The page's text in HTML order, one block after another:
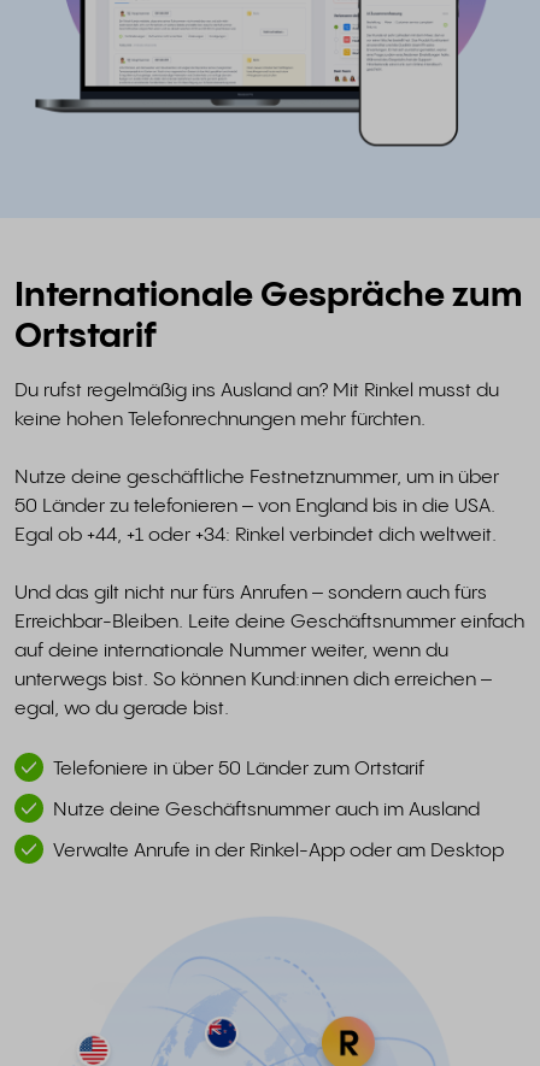
Internationale Gespräche zum
Ortstarif
Du rufst regelmäßig ins Ausland an? Mit Rinkel musst du
keine hohen Telefonrechnungen mehr fürchten.
Nutze deine geschäftliche Festnetznummer, um in über
50 Länder zu telefonieren – von England bis in die USA.
Egal ob +44, +1 oder +34: Rinkel verbindet dich weltweit.
Und das gilt nicht nur fürs Anrufen – sondern auch fürs
Erreichbar-Bleiben. Leite deine Geschäftsnummer einfach
auf deine internationale Nummer weiter, wenn du
unterwegs bist. So können Kund:innen dich erreichen –
egal, wo du gerade bist.
Telefoniere in über 50 Länder zum Ortstarif
Nutze deine Geschäftsnummer auch im Ausland
Verwalte Anrufe in der Rinkel-App oder am Desktop